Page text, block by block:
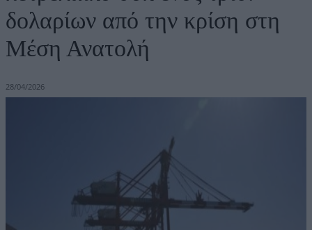
δολαρίων από την κρίση στη
Μέση Ανατολή
28/04/2026